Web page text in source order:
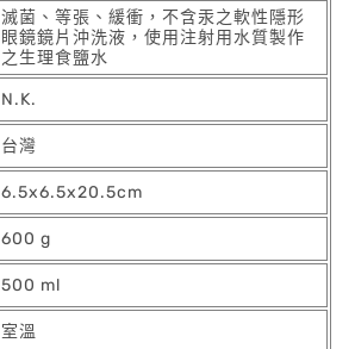
滅菌、等張、緩衝，不含汞之軟性隱形
眼鏡鏡片沖洗液，使用注射用水質製作
之生理食鹽水
N.K.
台灣
6.5x6.5x20.5cm
600 g
500 ml
室溫